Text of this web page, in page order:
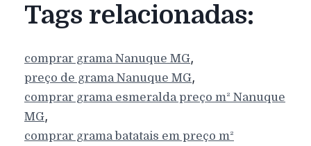
Tags relacionadas:
comprar gramaNanuque MG,
preço de gramaNanuque MG,
comprar grama esmeralda preço m² Nanuque
MG,
comprar grama batatais em preço m²